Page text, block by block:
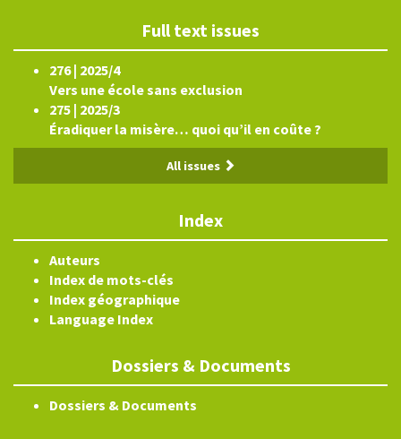
Full text issues
276 | 2025/4
Vers une école sans exclusion
275 | 2025/3
Éradiquer la misère… quoi qu’il en coûte ?
All issues
Index
Auteurs
Index de mots-clés
Index géographique
Language Index
Dossiers & Documents
Dossiers & Documents